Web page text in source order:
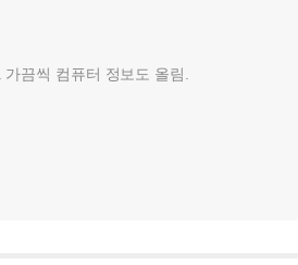
끔씩 컴퓨터 정보도 올림.